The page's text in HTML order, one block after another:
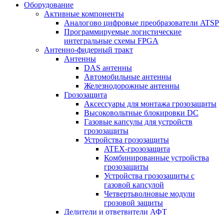
Оборудование
Активные компоненты
Аналогово цифровые преобразователи ATSP
Программируемые логистические
интегральные схемы FPGA
Антенно-фидерный тракт
Антенны
DAS антенны
Автомобильные антенны
Железнодорожные антенны
Грозозащита
Аксессуары для монтажа грозозащиты
Высоковольтные блокировки DC
Газовые капсулы для устройств
грозозащиты
Устройства грозозащиты
ATEX-грозозащита
Комбинированные устройства
грозозащиты
Устройства грозозащиты с
газовой капсулой
Четвертьволновые модули
грозовой защиты
Делители и ответвители АФТ